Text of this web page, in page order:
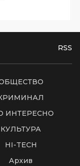
RSS
ИНТЕРЕСНО
КУЛЬТУРА
HI-TECH
Архив